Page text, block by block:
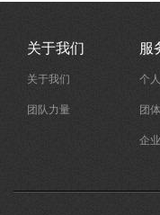
关于我们
关于我们
团队力量
服
个
团
企